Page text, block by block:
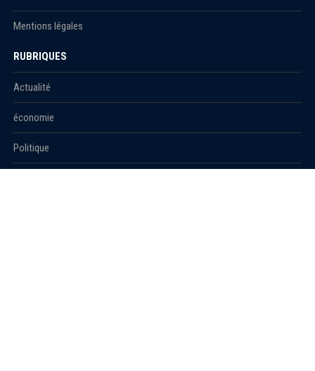
Mentions légales
RUBRIQUES
Actualité
économie
Politique